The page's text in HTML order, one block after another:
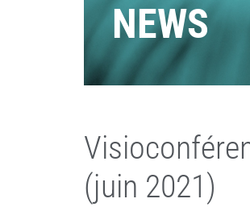
NEWS
(juin 2021)